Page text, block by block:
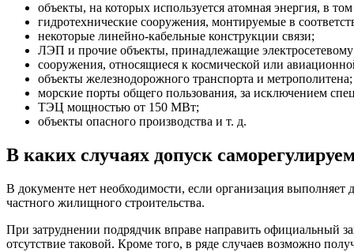
объекты, на которых используется атомная энергия, в
гидротехнические сооружения, монтируемые в
некоторые линейно-кабельные конструкции связи;
ЛЭП и прочие объекты, принадлежащие
сооружения, относящиеся к космической или
объекты железнодорожного транспорта и метрополитена;
морские порты общего пользования, за исключением
ТЭЦ мощностью от 150 МВт;
объекты опасного производства и т. д.
В каких случаях допуск
В документе нет необходимости, если организация
частного жилищного строительства.
При затруднении подрядчик вправе направить официальный
отсутствие таковой. Кроме того, в ряде случаев возможно